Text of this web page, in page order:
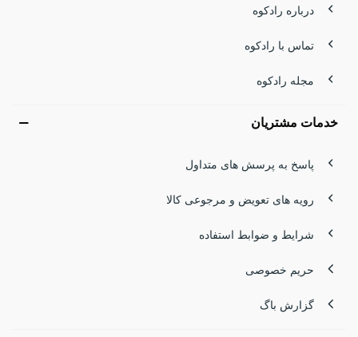
درباره رادکوه
تماس با رادکوه
مجله رادکوه
خدمات مشتریان
پاسخ به پرسش های متداول
رویه های تعویض و مرجوعی کالا
شرایط و ضوابط استفاده
حریم خصوصی
گزارش باگ